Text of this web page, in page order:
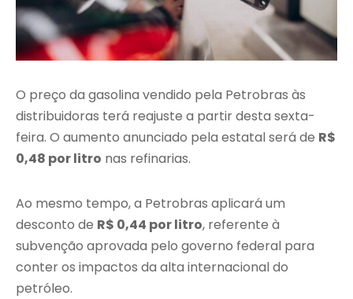
O preço da gasolina vendido pela Petrobras às
distribuidoras terá reajuste a partir desta sexta-
feira. O aumento anunciado pela estatal será de R$
0,48 por litro nas refinarias.
Ao mesmo tempo, a Petrobras aplicará um
desconto de R$ 0,44 por litro, referente à
subvenção aprovada pelo governo federal para
conter os impactos da alta internacional do
petróleo.